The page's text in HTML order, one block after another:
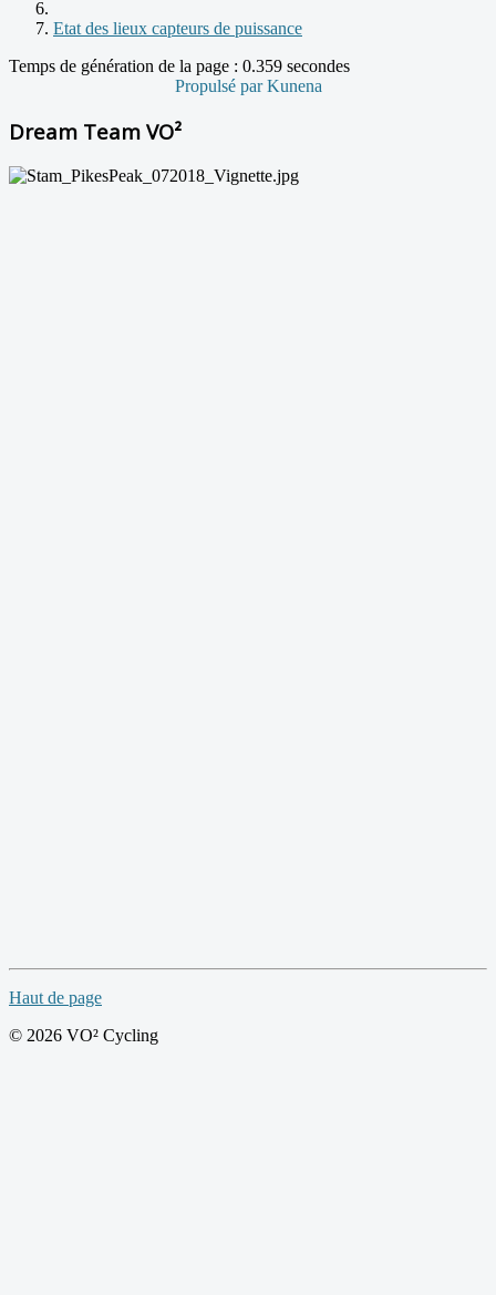
Etat des lieux capteurs de puissance
Temps de génération de la page : 0.359 secondes
Propulsé parKunena
Dream Team VO²
Haut de page
© 2026 VO² Cycling